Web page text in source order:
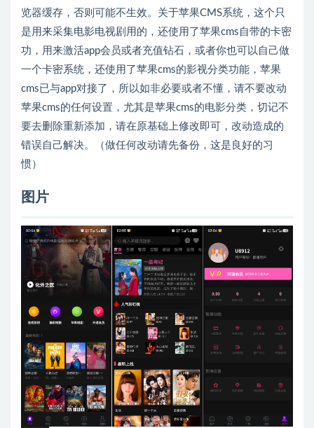
览器缓存，否则可能不生效。关于苹果CMS系统，这个只
是用来采集电影电视剧用的，还使用了苹果cms自带的卡密
功，用来激活app会员或者充值钻石，或者你也可以自己做
一个卡密系统，还使用了苹果cms的影视分类功能，苹果
cms已与app对接了，所以如非必要或者不懂，请不要改动
苹果cms的任何设置，尤其是苹果cms的电影分类，切记不
要去删除重新添加，请在原基础上修改即可，改动造成的
错误自己解决。（做任何改动请先备份，这是良好的习
惯）
图片